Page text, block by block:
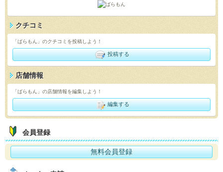
クチコミ
「ばらもん」のクチコミを投稿しよう！
投稿する
店舗情報
「ばらもん」の店舗情報を編集しよう！
編集する
会員登録
無料会員登録